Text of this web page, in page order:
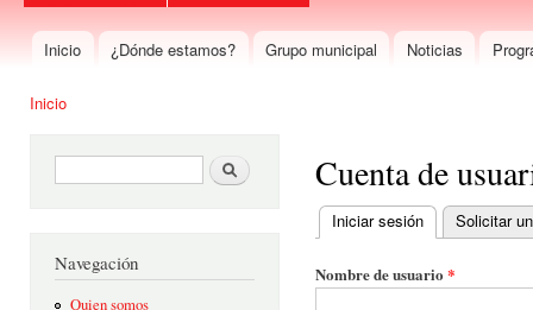
Menú principal
Inicio ¿Dónde estamos? Grupo municipal Noticias
Inicio
Formulario de búsquedaBuscar
Navegación
Quien somos
Cuenta de
Solapas principales
Iniciar sesión (solapa activa)
Solicitar
Nombre de usuario *